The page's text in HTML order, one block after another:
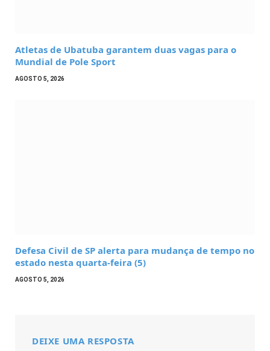
Atletas de Ubatuba garantem duas vagas para o
Mundial de Pole Sport
AGOSTO 5, 2026
Defesa Civil de SP alerta para mudança de tempo no
estado nesta quarta-feira (5)
AGOSTO 5, 2026
DEIXE UMA RESPOSTA